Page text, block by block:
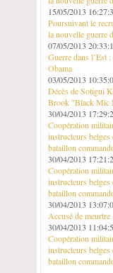
15/05/2013
Poursuivant le
la nouvelle guerre
07/05/2013
Guerre dans l’Est
Obama
03/05/2013
Décès de Sotigui
Brook "Black Mic
30/04/2013
Coopération
instructeurs
bataillon
30/04/2013
Coopération
instructeurs
bataillon
30/04/2013
Accusé de
30/04/2013
Coopération
instructeurs
bataillon